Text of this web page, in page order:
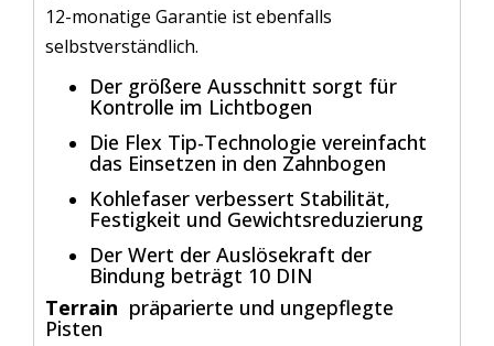
12-monatige Garantie ist ebenfalls
selbstverständlich.
Der größere Ausschnitt sorgt für
Kontrolle im Lichtbogen
Die Flex Tip-Technologie vereinfacht
das Einsetzen in den Zahnbogen
Kohlefaser verbessert Stabilität,
Festigkeit und Gewichtsreduzierung
Der Wert der Auslösekraft der
Bindung beträgt 10 DIN
Terrain präparierte und ungepflegte
Pisten